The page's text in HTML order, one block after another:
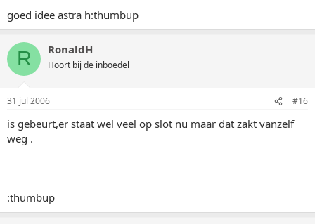
goed idee astra h:thumbup
R RonaldH
Hoort bij de inboedel
31 jul 2006 #16
is gebeurt,er staat wel veel op slot nu maar dat zakt vanzelf
weg .
:thumbup